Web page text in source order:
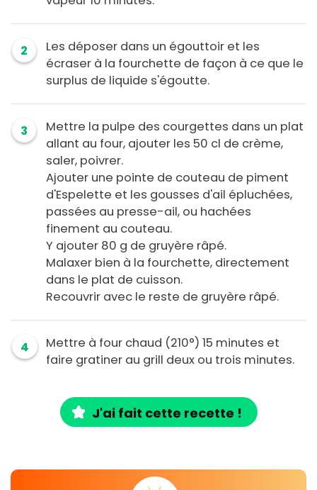
2
Les déposer dans un égouttoir et les
écraser à la fourchette de façon à ce que le
surplus de liquide s'égoutte.
3
Mettre la pulpe des courgettes dans un plat
allant au four, ajouter les 50 cl de crème,
saler, poivrer.
Ajouter une pointe de couteau de piment
d'Espelette et les gousses d'ail épluchées,
passées au presse-ail, ou hachées
finement au couteau.
Y ajouter 80 g de gruyère râpé.
Malaxer bien à la fourchette, directement
dans le plat de cuisson.
Recouvrir avec le reste de gruyère râpé.
4
Mettre à four chaud (210°) 15 minutes et
faire gratiner au grill deux ou trois minutes.
J'ai fait cette recette !